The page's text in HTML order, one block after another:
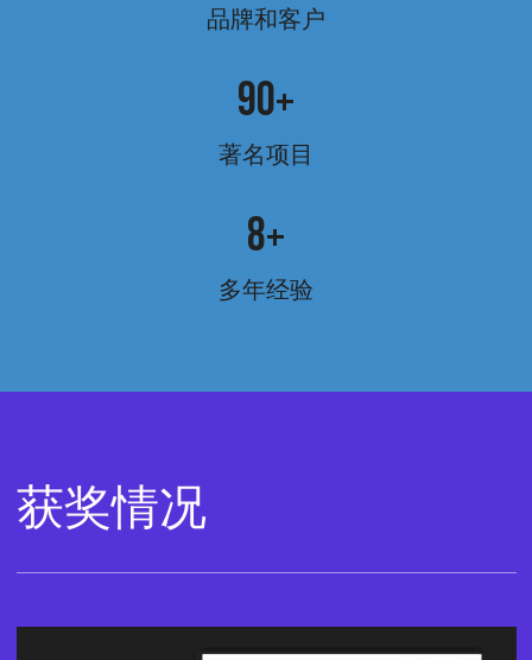
品牌和客户
90+
著名项目
8+
多年经验
获奖情况